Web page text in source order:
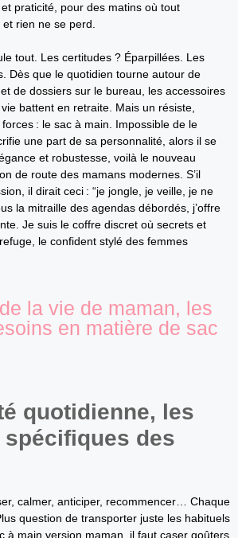
praticité, pour des matins où tout
rien ne se perd.
tout. Les certitudes ? Éparpillées. Les
Dès que le quotidien tourne autour de
de dossiers sur le bureau, les accessoires
battent en retraite. Mais un résiste,
: le sac à main. Impossible de le
une part de sa personnalité, alors il se
et robustesse, voilà le nouveau
de route des mamans modernes. S’il
il dirait ceci : “je jongle, je veille, je ne
la mitraille des agendas débordés, j’offre
Je suis le coffre discret où secrets et
le confident stylé des femmes
la vie de maman, les
en matière de sac
quotidienne, les
des
calmer, anticiper, recommencer… Chaque
question de transporter juste les habituels
à main version maman, il faut caser goûters